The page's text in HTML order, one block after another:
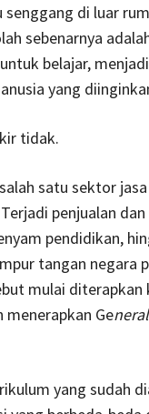
di luar
sebenarnya
belajar,
yang
tidak.
satu sektor
penjualan
pendidikan,
tangan negara
mulai diterapkan
Ge
yang sudah